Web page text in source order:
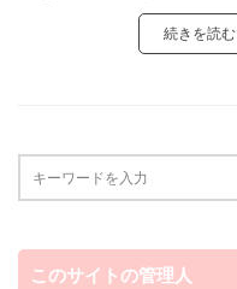
続きを読む
このサイトの管理人